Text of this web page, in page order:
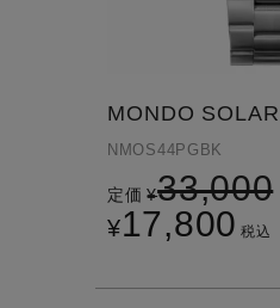
MONDO SOLAR
NMOS44PGBK
定価 ¥33,000
¥17,800 税込